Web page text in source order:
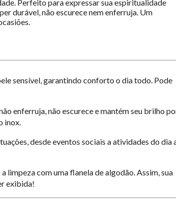
Perfeito para expressar sua espiritualidade
durável, não escurece nem enferruja. Um
sensível, garantindo conforto o dia todo. Pode
enferruja, não escurece e mantém seu brilho
inox.
desde eventos sociais a atividades do dia
limpeza com uma flanela de algodão. Assim, sua
exibida!